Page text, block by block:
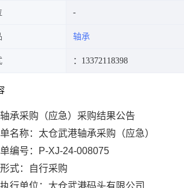
轴承
：13372118398
承采购（应急）采购结果公告
名称： 太仓武港轴承采购（应急）
编号：
P-XJ-24-008075
式：
自行采购
行单位： 太仓武港码头有限公司